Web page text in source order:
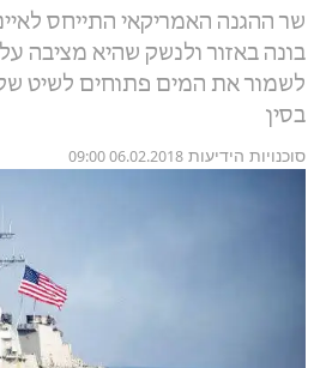
שר ההגנה האמריקאי התייחס
בונה באזור ולנשק שהיא מציבה
לשמור את המים פתוחים לשיט של
בסין
סוכנויות הידיעות 06.02.2018 09:00